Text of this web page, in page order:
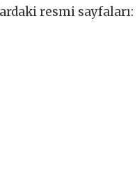
resmi sayfaları: